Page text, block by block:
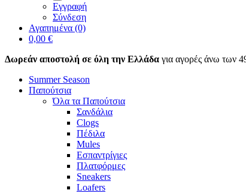
Εγγραφή
Σύνδεση
Αγαπημένα (0)
0,00 €
Δωρεάν αποστολή σε όλη την Ελλάδα για αγορές άνω των
Summer Season
Παπούτσια
Όλα τα Παπούτσια
Σανδάλια
Clogs
Πέδιλα
Mules
Εσπαντρίγιες
Πλατφόρμες
Sneakers
Loafers